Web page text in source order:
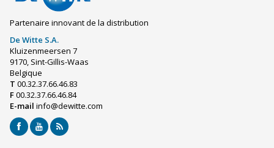
Partenaire innovant de la distribution
De Witte S.A.
Kluizenmeersen 7
9170, Sint-Gillis-Waas
Belgique
T 00.32.37.66.46.83
F00.32.37.66.46.84
E-mail info@dewitte.com